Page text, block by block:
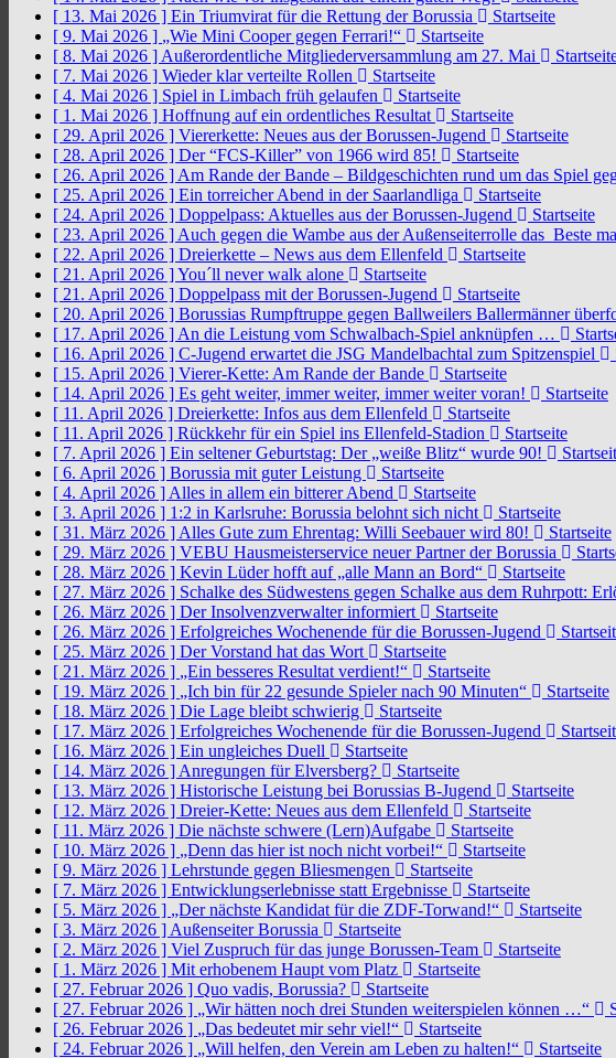
[ 13. Mai 2026 ] Ein Triumvirat für die Rettung der Borussia
Startseite
[ 9. Mai 2026 ] „Wie Mini Cooper gegen Ferrari!“
Startseite
[ 8. Mai 2026 ] Außerordentliche Mitgliederversammlung am 27. Mai
[ 7. Mai 2026 ] Wieder klar verteilte Rollen
Startseite
[ 4. Mai 2026 ] Spiel in Limbach früh gelaufen
Startseite
[ 1. Mai 2026 ] Hoffnung auf ein ordentliches Resultat
Startseite
[ 29. April 2026 ] Viererkette: Neues aus der Borussen-Jugend
Startseite
[ 28. April 2026 ] Der “FCS-Killer” von 1966 wird 85!
Startseite
[ 26. April 2026 ] Am Rande der Bande – Bildgeschichten rund um das Spiel
[ 25. April 2026 ] Ein torreicher Abend in der Saarlandliga
Startseite
[ 24. April 2026 ] Doppelpass: Aktuelles aus der Borussen-Jugend
Startseite
[ 23. April 2026 ] Auch gegen die Wambe aus der Außenseiterrolle das Beste
[ 22. April 2026 ] Dreierkette – News aus dem Ellenfeld
Startseite
[ 21. April 2026 ]You´ll never walk alone
Startseite
[ 21. April 2026 ] Doppelpass mit der Borussen-Jugend
Startseite
[ 20. April 2026 ] Borussias Rumpftruppe gegen Ballweilers Ballermänner
[ 17. April 2026 ] An die Leistung vom Schwalbach-Spiel anknüpfen …
[ 16. April 2026 ] C-Jugend erwartet die JSG Mandelbachtal zum Spitzenspiel
[ 15. April 2026 ] Vierer-Kette: Am Rande der Bande
Startseite
[ 14. April 2026 ] Es geht weiter, immer weiter, immer weiter voran!
Startseite
[ 11. April 2026 ] Dreierkette: Infos aus dem Ellenfeld
Startseite
[ 11. April 2026 ] Rückkehr für ein Spiel ins Ellenfeld-Stadion
Startseite
[ 7. April 2026 ] Ein seltener Geburtstag: Der „weiße Blitz“ wurde 90!
[ 6. April 2026 ] Borussia mit guter Leistung
Startseite
[ 4. April 2026 ] Alles in allem ein bitterer Abend
Startseite
[ 3. April 2026 ] 1:2 in Karlsruhe: Borussia belohnt sich nicht
Startseite
[ 31. März 2026 ] Alles Gute zum Ehrentag: Willi Seebauer wird 80!
Startseite
[ 29. März 2026 ] VEBU Hausmeisterservice neuer Partner der Borussia
[ 28. März 2026 ] Kevin Lüder hofft auf „alle Mann an Bord“
Startseite
[ 27. März 2026 ] Schalke des Südwestens gegen Schalke aus dem Ruhrpott:
[ 26. März 2026 ] Der Insolvenzverwalter informiert
Startseite
[ 26. März 2026 ] Erfolgreiches Wochenende für die Borussen-Jugend
[ 25. März 2026 ] Der Vorstand hat das Wort
Startseite
[ 21. März 2026 ] „Ein besseres Resultat verdient!“
Startseite
[ 19. März 2026 ] „Ich bin für 22 gesunde Spieler nach 90 Minuten“
Startseite
[ 18. März 2026 ] Die Lage bleibt schwierig
Startseite
[ 17. März 2026 ] Erfolgreiches Wochenende für die Borussen-Jugend
[ 16. März 2026 ] Ein ungleiches Duell
Startseite
[ 14. März 2026 ] Anregungen für Elversberg?
Startseite
[ 13. März 2026 ] Historische Leistung bei Borussias B-Jugend
Startseite
[ 12. März 2026 ] Dreier-Kette: Neues aus dem Ellenfeld
Startseite
[ 11. März 2026 ] Die nächste schwere (Lern)Aufgabe
Startseite
[ 10. März 2026 ] „Denn das hier ist noch nicht vorbei!“
Startseite
[ 9. März 2026 ] Lehrstunde gegen Bliesmengen
Startseite
[ 7. März 2026 ] Entwicklungserlebnisse statt Ergebnisse
Startseite
[ 5. März 2026 ] „Der nächste Kandidat für die ZDF-Torwand!“
Startseite
[ 3. März 2026 ] Außenseiter Borussia
Startseite
[ 2. März 2026 ] Viel Zuspruch für das junge Borussen-Team
Startseite
[ 1. März 2026 ] Mit erhobenem Haupt vom Platz
Startseite
[ 27. Februar 2026 ] Quo vadis, Borussia?
Startseite
[ 27. Februar 2026 ] „Wir hätten noch drei Stunden weiterspielen können …“
[ 26. Februar 2026 ] „Das bedeutet mir sehr viel!“
Startseite
[ 24. Februar 2026 ] „Will helfen, den Verein am Leben zu halten!“
Startseite